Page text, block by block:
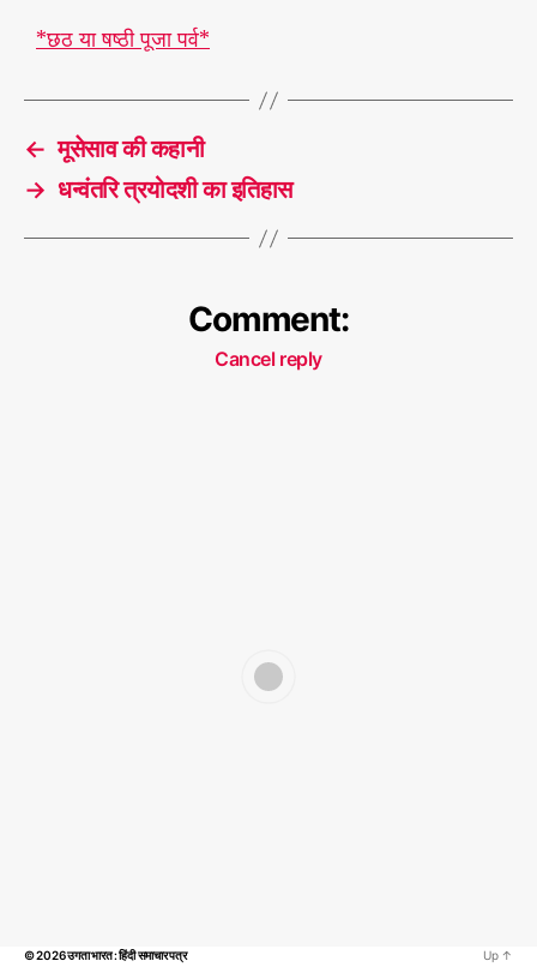
*छठ या षष्ठी पूजा पर्व*
← मूसेसाव की कहानी
→ धन्वंतरि त्रयोदशी का इतिहास
Comment:
Cancel reply
© 2026उगता भारत : हिंदी समाचार पत्र Up ↑